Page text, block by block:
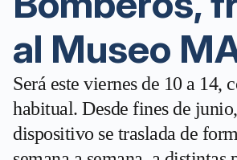
al Museo
Será este viernes de 10 a 14,
habitual. Desde fines de
dispositivo se traslada de